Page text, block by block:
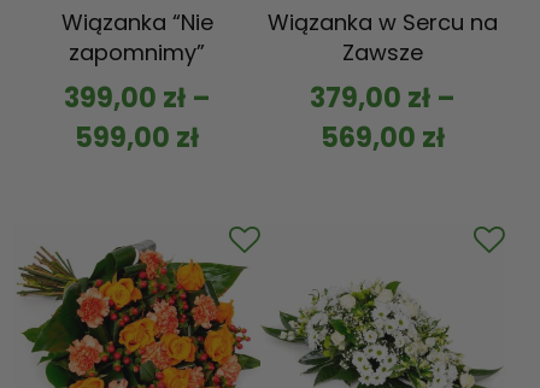
Wiązanka “Nie
zapomnimy”
399,00 zł–
599,00 zł
Wiązanka w Sercu na
Zawsze
379,00 zł–
569,00 zł